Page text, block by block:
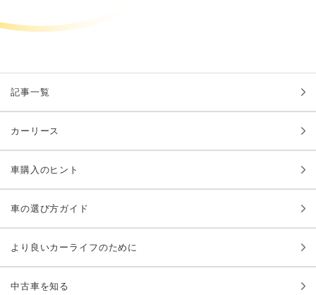
記事一覧
カーリース
車購入のヒント
車の選び方ガイド
より良いカーライフのために
中古車を知る